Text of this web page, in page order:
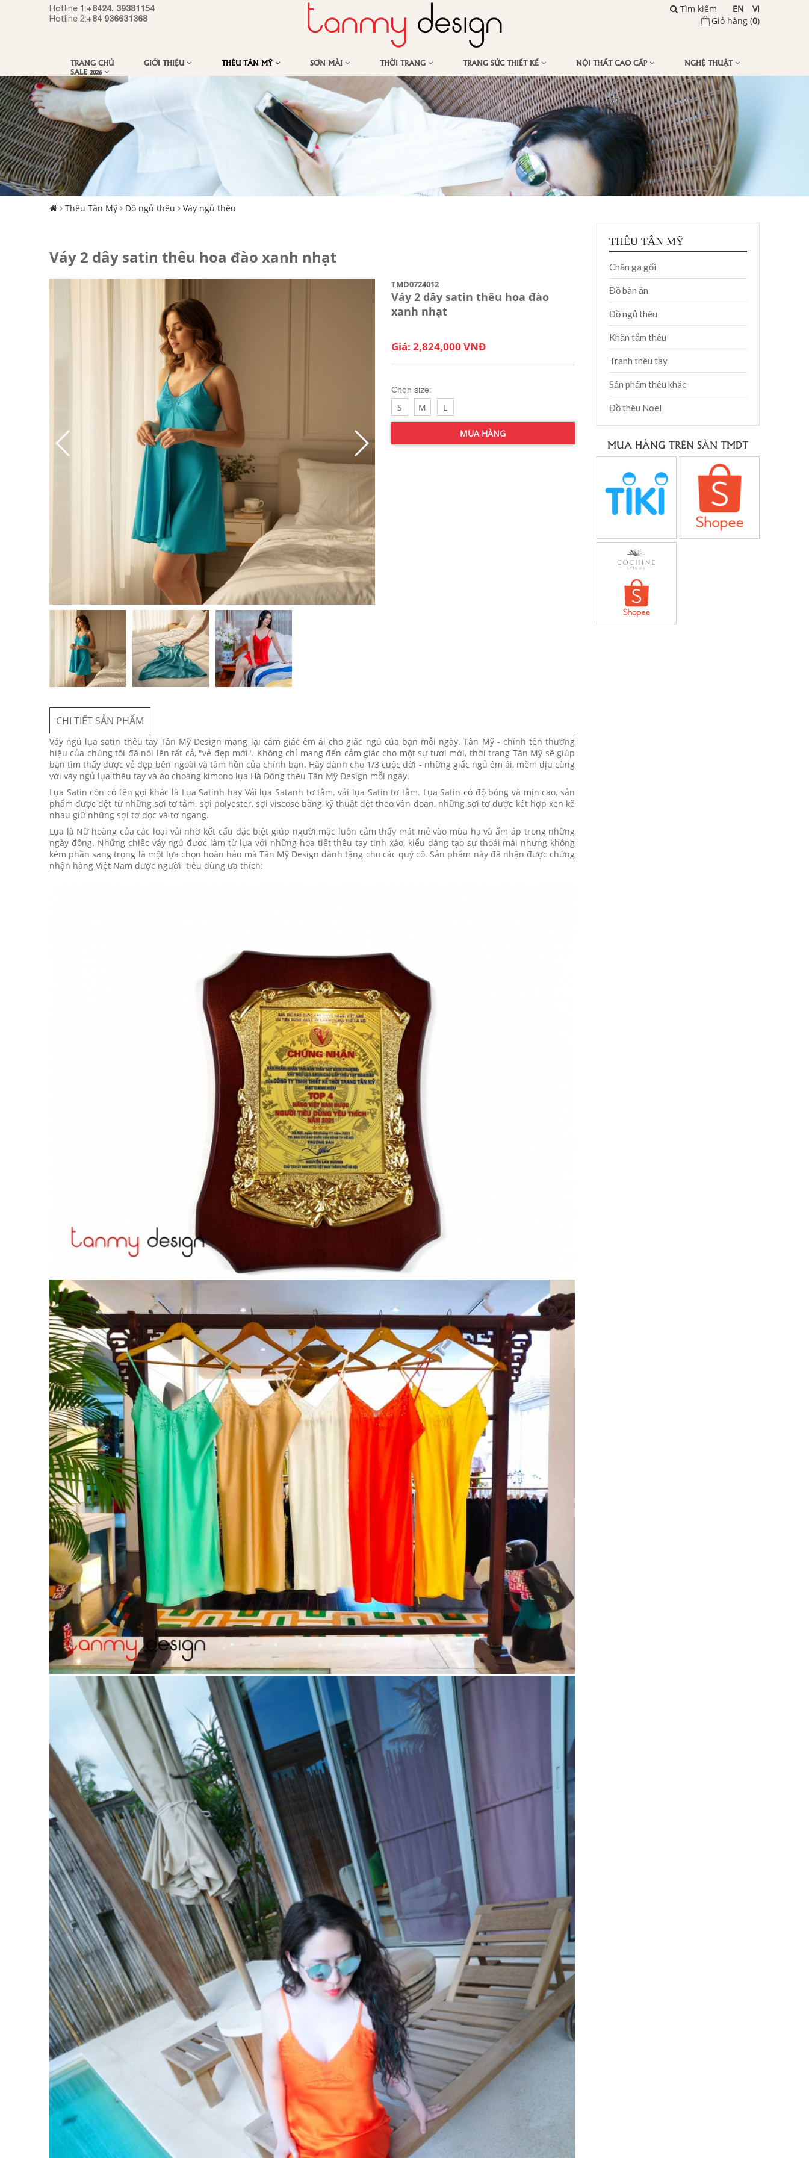
Hotline 1:+8424. 39381154
Hotline 2:+84 936631368 Giỏ hàng (0)
VI
EN
Tìm kiếm
TRANG CHỦ GIỚI THIỆU THÊU TÂN MỸ SƠN MÀI THỜI TRANG TRANG SỨC THIẾT KẾ NỘI THẤT CAO CẤP
NGHỆ THUẬT
SALE 2026
Thêu Tân Mỹ Đồ ngủ thêu Váy ngủ thêu
Váy 2 dây satin thêu hoa đào xanh nhạt
TMD0724012
Váy 2 dây satin thêu hoa đào
xanh nhạt
Giá: 2,824,000 VNĐ
Chọn size:
S M L
MUA HÀNG
CHI TIẾT SẢN PHẨM
Váy ngủ lụa satin thêu tay Tân Mỹ Design mang lại cảm giác êm ái cho giấc ngủ của bạn mỗi ngày. Tân Mỹ - chính tên thương
hiệu của chúng tôi đã nói lên tất cả, "vẻ đẹp mới". Không chỉ mang đến cảm giác cho một sự tươi mới, thời trang Tân Mỹ sẽ giúp
bạn tìm thấy được vẻ đẹp bên ngoài và tâm hồn của chính bạn. Hãy dành cho 1/3 cuộc đời - những giấc ngủ êm ái, mềm dịu cùng
với váy ngủ lụa thêu tay và áo choàng kimono lụa Hà Đông thêu Tân Mỹ Design mỗi ngày.
Lụa Satin còn có tên gọi khác là Lụa Satinh hay Vải lụa Satanh tơ tằm, vải lụa Satin tơ tằm. Lụa Satin có độ bóng và mịn cao, sản
phẩm được dệt từ những sợi tơ tằm, sợi polyester, sợi viscose bằng kỹ thuật dệt theo vân đoạn, những sợi tơ được kết hợp xen kẽ
nhau giữ những sợi tơ dọc và tơ ngang.
Lụa là Nữ hoàng của các loại vải nhờ kết cấu đặc biệt giúp người mặc luôn cảm thấy mát mẻ vào mùa hạ và ấm áp trong những
ngày đông. Những chiếc váy ngủ được làm từ lụa với những hoạ tiết thêu tay tinh xảo, kiểu dáng tạo sự thoải mái nhưng không
kém phần sang trọng là một lựa chọn hoàn hảo mà Tân Mỹ Design dành tặng cho các quý cô. Sản phẩm này đã nhận được chứng
nhận hàng Việt Nam được người tiêu dùng ưa thích:
THÊU TÂN MỸ
Chăn ga gối
Đồ bàn ăn
Đồ ngủ thêu
Khăn tắm thêu
Tranh thêu tay
Sản phẩm thêu khác
Đồ thêu Noel
MUA HÀNG TRÊN SÀN TMDT